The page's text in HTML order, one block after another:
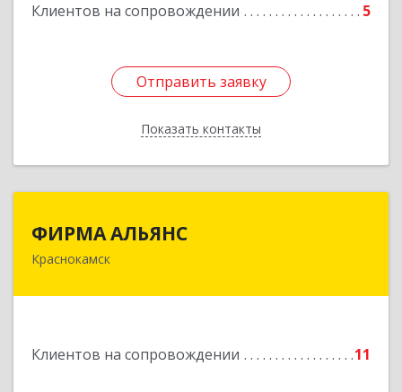
Клиентов на сопровождении 5
Отправить заявку
Показать контакты
Отправить заявку
Назад
ФИРМА АЛЬЯНС
Краснокамск
Клиентов на сопровождении 11